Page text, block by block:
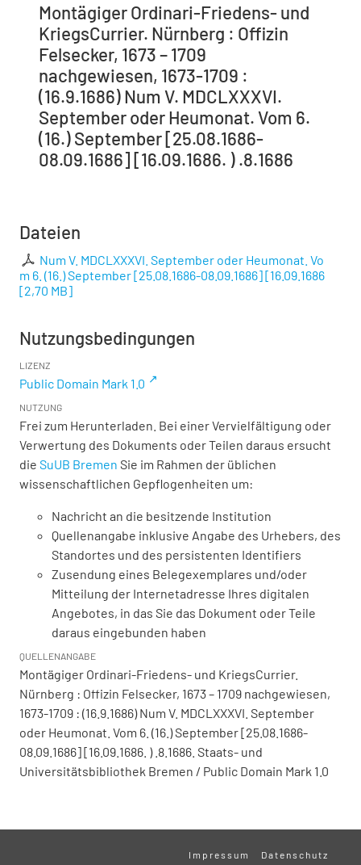
Montägiger Ordinari-Friedens- und
KriegsCurrier. Nürnberg : Offizin
Felsecker, 1673 – 1709
nachgewiesen, 1673-1709 :
(16.9.1686) Num V. MDCLXXXVI.
September oder Heumonat. Vom 6.
(16.) September [25.08.1686-
08.09.1686] [16.09.1686. ) .8.1686
Dateien
Num V. MDCLXXXVI. September oder Heumonat. Vo
m 6. (16.) September [25.08.1686-08.09.1686] [16.09.1686
[2,70 MB]
Nutzungsbedingungen
LIZENZ
Public Domain Mark 1.0
NUTZUNG
Frei zum Herunterladen. Bei einer Vervielfältigung oder
Verwertung des Dokuments oder Teilen daraus ersucht
die SuUB Bremen Sie im Rahmen der üblichen
wissenschaftlichen Gepflogenheiten um:
Nachricht an die besitzende Institution
Quellenangabe inklusive Angabe des Urhebers, des
Standortes und des persistenten Identifiers
Zusendung eines Belegexemplares und/oder
Mitteilung der Internetadresse Ihres digitalen
Angebotes, in das Sie das Dokument oder Teile
daraus eingebunden haben
QUELLENANGABE
Montägiger Ordinari-Friedens- und KriegsCurrier.
Nürnberg : Offizin Felsecker, 1673 – 1709 nachgewiesen,
1673-1709 : (16.9.1686) Num V. MDCLXXXVI. September
oder Heumonat. Vom 6. (16.) September [25.08.1686-
08.09.1686] [16.09.1686. ) .8.1686. Staats- und
Universitätsbibliothek Bremen / Public Domain Mark 1.0
Impressum Datenschutz